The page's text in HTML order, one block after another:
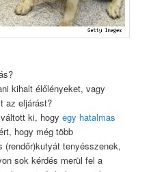
kihalt élőlényeket, vagy
az eljárást?
váltott ki, hogyegy hatalmas
hogy még több
tenyésszenek,
sok kérdés merül fel a